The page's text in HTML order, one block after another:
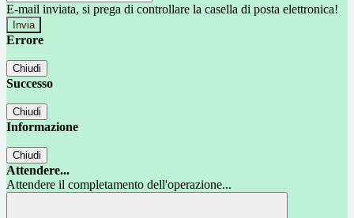
E-mail inviata, si prega di controllare la casella di posta elettronica!
Errore
Chiudi
Successo
Chiudi
Informazione
Chiudi
Attendere...
Attendere il completamento dell'operazione...